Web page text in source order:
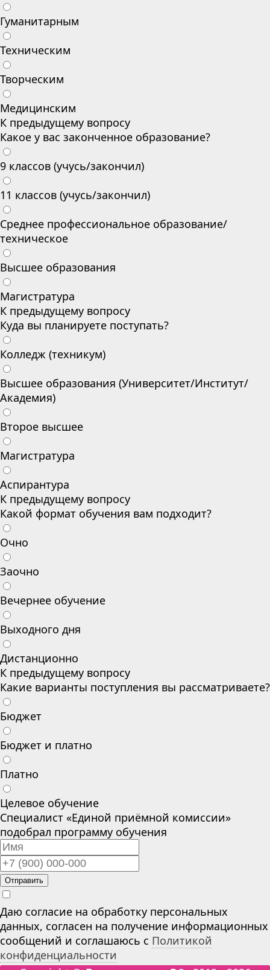
Гуманитарным
Техническим
Творческим
Медицинским
К предыдущему вопросу
Какое у вас законченное образование?
9 классов (учусь/закончил)
11 классов (учусь/закончил)
Среднее профессиональное образование/
техническое
Высшее образования
Магистратура
К предыдущему вопросу
Куда вы планируете поступать?
Колледж (техникум)
Высшее образования (Университет/Институт/
Академия)
Второе высшее
Магистратура
Аспирантура
К предыдущему вопросу
Какой формат обучения вам подходит?
Очно
Заочно
Вечернее обучение
Выходного дня
Дистанционно
К предыдущему вопросу
Какие варианты поступления вы рассматриваете?
Бюджет
Бюджет и платно
Платно
Целевое обучение
Специалист «Единой приёмной комиссии»
подобрал программу обучения
Отправить
Даю согласие на обработку персональных
данных, согласен на получение информационных
сообщений и соглашаюсь с Политикой
конфиденциальности